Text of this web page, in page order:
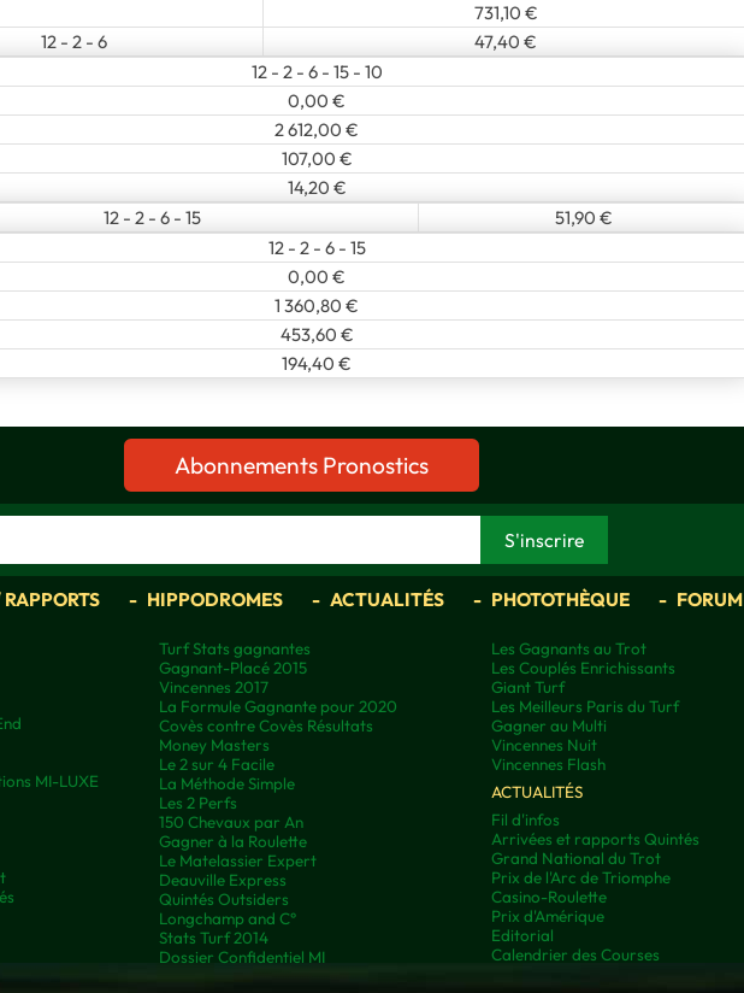
731,10 €
12 - 2 - 6 47,40 €
12 - 2 - 6 - 15 - 10
0,00 €
2 612,00 €
107,00 €
14,20 €
12 - 2 - 6 - 15 51,90 €
12 - 2 - 6 - 15
0,00 €
1 360,80 €
453,60 €
194,40 €
Abonnements Pronostics
HIPPODROMES ACTUALITÉS PHOTOTHÈQUE FORUM
MI-LUXE
Turf Stats gagnantes
Gagnant-Placé 2015
Vincennes 2017
La Formule Gagnante pour 2020
Covès contre Covès Résultats
Money Masters
Le 2 sur 4 Facile
La Méthode Simple
Les 2 Perfs
150 Chevaux par An
Gagner à la Roulette
Le Matelassier Expert
Deauville Express
Quintés Outsiders
Longchamp and C°
Stats Turf 2014
Dossier Confidentiel MI
Les Gagnants au Trot
Les Couplés Enrichissants
Giant Turf
Les Meilleurs Paris du Turf
Gagner au Multi
Vincennes Nuit
Vincennes Flash
ACTUALITÉS
Fil d'infos
Arrivées et rapports Quintés
Grand National du Trot
Prix de l'Arc de Triomphe
Casino-Roulette
Prix d'Amérique
Editorial
Calendrier des Courses